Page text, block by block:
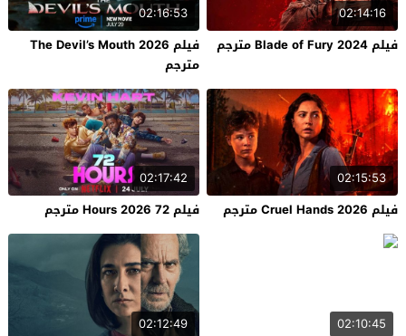
02:14:16
فيلم Blade of Fury 2024 مترجم
02:16:53
فيلم The Devil’s Mouth 2026
مترجم
02:15:53
فيلم Cruel Hands 2026 مترجم
02:17:42
فيلم 72 Hours 2026 مترجم
02:10:45
02:12:49